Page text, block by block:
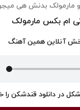
مارمولک بدنش هی
ام بکس مارمولک
آنلاین همین آهنگ
در دانلود قندشکن را